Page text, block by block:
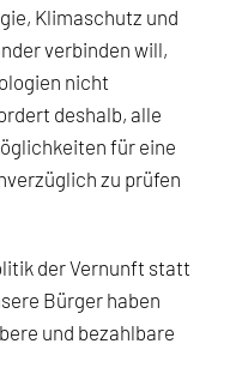
Klimaschutz und
verbinden will,
nicht
deshalb, alle
für eine
zu prüfen
der Vernunft statt
Bürger haben
und bezahlbare